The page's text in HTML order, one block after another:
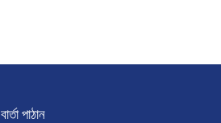
বার্তা পাঠান